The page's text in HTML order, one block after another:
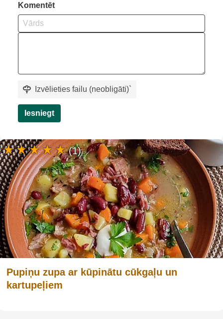
Komentēt
Izvēlieties failu (neobligāti)`
Iesniegt
Pupiņu zupa ar kūpinātu cūkgaļu un
kartupeļiem
(1)